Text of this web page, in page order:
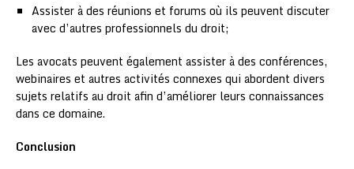
Assister à des réunions et forums où ils peuvent discuter
avec d’autres professionnels du droit;
Les avocats peuvent également assister à des conférences,
webinaires et autres activités connexes qui abordent divers
sujets relatifs au droit afin d’améliorer leurs connaissances
dans ce domaine.
Conclusion